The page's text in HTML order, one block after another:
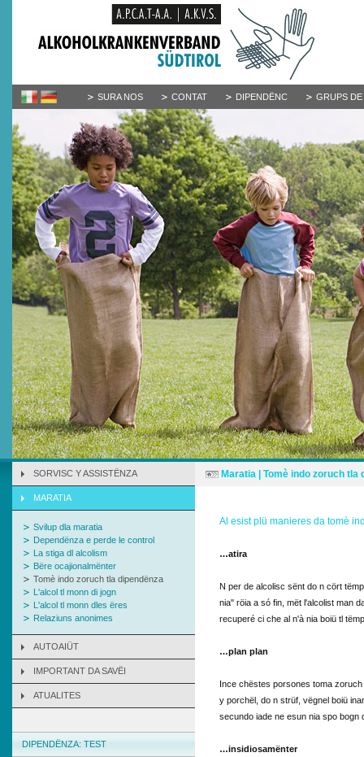
SURA NOS CONTAT DIPENDËNC GRUPS
Maratia | Tomè indo zoruch tla
SORVISC Y ASSISTËNZA
MARATIA
Svilup dla maratia
Dependënza e perde le control
La stiga dl alcolism
Bëre ocajionalmënter
Tomè indo zoruch tla dipendënza
L'alcol tl monn di jogn
L'alcol tl monn dles ëres
Relaziuns anonimes
AUTOAIÜT
IMPORTANT DA SAVËI
ATUALITES
DIPENDËNZA: TEST
Al esist plü manieres da tomè
…atira
N per de alcolisc sënt do n cört
nia" röia a só fin, mët l'alcolist man
recuperé ci che al n'à nia boiü tl
…plan plan
Ince chëstes porsones toma
y porchël, do n strüf, vëgnel boiü
secundo iade ne esun nia spo
…insidiosamënter